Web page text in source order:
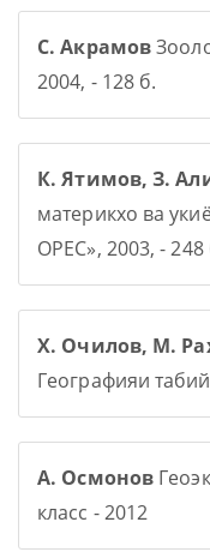
С. Акрамов
2004, - 128 б.
К. Ятимов, З.
материкхо ва
ОРЕС», 2003, - 248
Х. Очилов, М.
Географияи
А. Осмонов
класс - 2012